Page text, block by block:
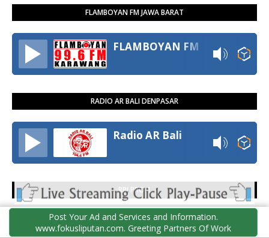
FLAMBOYAN FM JAWA BARAT
FLAMBOYAN FM
RADIO AR BALI DENPASAR
Radio AR Bali
RRI PRO 1
RRI Pro 1
Post Your Ad and Services and Information.
www.fokusliputan.com. Greeting Partners Of Work